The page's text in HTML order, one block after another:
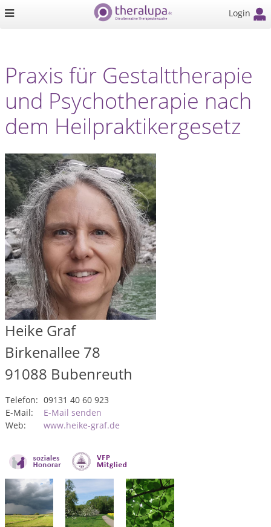
Login
Praxis für Gestalttherapie
und Psychotherapie nach
dem Heilpraktikergesetz
Heike Graf
Birkenallee 78
91088 Bubenreuth
Telefon: 09131 40 60 923
E-Mail:
E-Mail senden
Web:
www.heike-graf.de